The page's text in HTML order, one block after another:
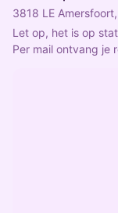
3818 LE
Let op, het is op
Per mail ontvang je